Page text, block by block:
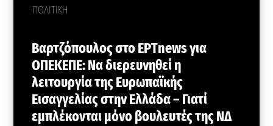
ΠΟΛΙΤΙΚΗ
Βαρτζόπουλος στο ΕΡΤnews για
ΟΠΕΚΕΠΕ: Να διερευνηθεί η
λειτουργία της Ευρωπαϊκής
Εισαγγελίας στην Ελλάδα – Γιατί
εμπλέκονται μόνο βουλευτές της ΝΔ